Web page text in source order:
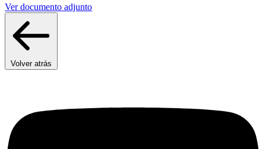
Ver documento adjunto
Volver atrás